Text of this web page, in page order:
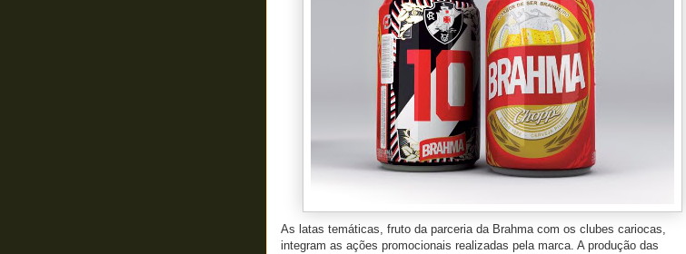
As latas temáticas, fruto da parceria da Brahma com os clubes cariocas,
integram as ações promocionais realizadas pela marca. A produção das